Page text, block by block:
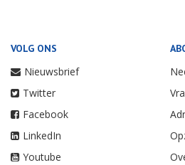
VOLG ONS
Nieuwsbrief
Twitter
Facebook
LinkedIn
Youtube